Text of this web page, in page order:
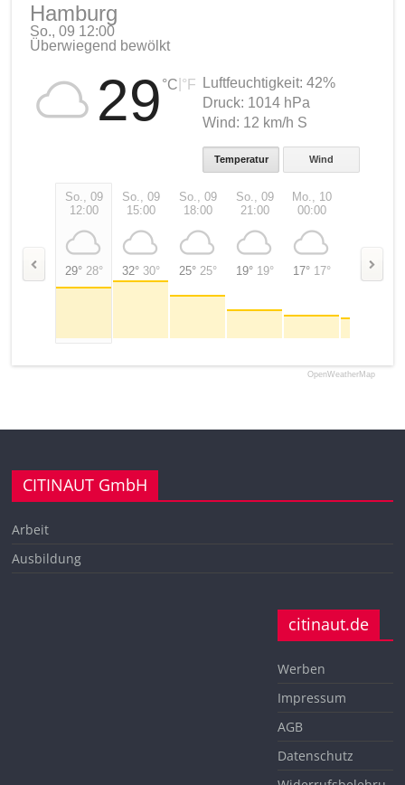
Hamburg
So., 09 12:00
Überwiegend bewölkt
29 °C °F Luftfeuchtigkeit: 42%
Druck: 1014 hPa
Wind: 12 km/h S
Temperatur Wind
So., 09
12:00
29° 28°
So., 09
15:00
32° 30°
So., 09
18:00
25° 25°
So., 09
21:00
19° 19°
Mo., 10
00:00
17° 17° 16°
OpenWeatherMap
CITINAUT GmbH
Arbeit
Ausbildung
citinaut.de
Werben
Impressum
AGB
Datenschutz